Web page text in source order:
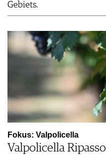
Gebiets.
Fokus: Valpolicella
Valpolicella Ripasso